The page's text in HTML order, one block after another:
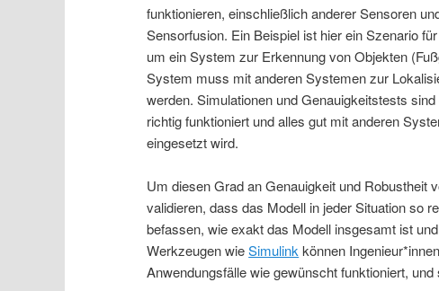
funktionieren, einschließlich anderer Sensoren
Sensorfusion. Ein Beispiel ist hier ein Szenario
um ein System zur Erkennung von Objekten
System muss mit anderen Systemen zur
werden. Simulationen und Genauigkeitstests
richtig funktioniert und alles gut mit anderen
eingesetzt wird.
Um diesen Grad an Genauigkeit und Robustheit
validieren, dass das Modell in jeder Situation so
befassen, wie exakt das Modell insgesamt ist
Werkzeugen wieSimulinkkönnen
Anwendungsfälle wie gewünscht funktioniert,